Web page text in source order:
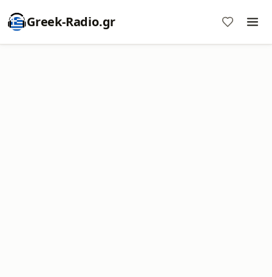
Greek-Radio.gr